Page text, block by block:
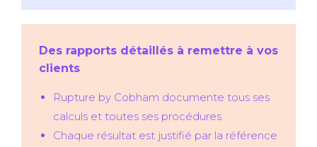
Des rapports détaillés à remettre à vos
clients
Rupture by Cobham documente tous ses
calculs et toutes ses procédures
Chaque résultat est justifié par la référence